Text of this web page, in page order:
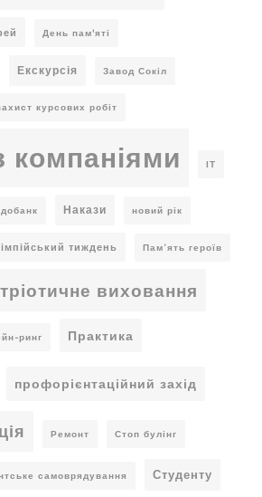
День пам'яті
Екскурсія Завод Сокіл
курсових робіт
компаніями ІТ
Накази новий рік
тиждень Пам’ять героїв
виховання
ринг Практика
профорієнтаційний захід
Ремонт Стоп булінг
самоврядування Студенту